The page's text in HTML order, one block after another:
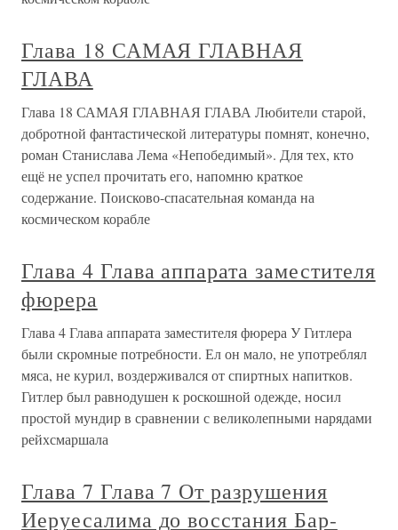
Глава 18 САМАЯ ГЛАВНАЯ
ГЛАВА
Глава 18 САМАЯ ГЛАВНАЯ ГЛАВА Любители старой,
добротной фантастической литературы помнят, конечно,
роман Станислава Лема «Непобедимый». Для тех, кто
ещё не успел прочитать его, напомню краткое
содержание. Поисково-спасательная команда на
космическом корабле
Глава 4 Глава аппарата заместителя
фюрера
Глава 4 Глава аппарата заместителя фюрера У Гитлера
были скромные потребности. Ел он мало, не употреблял
мяса, не курил, воздерживался от спиртных напитков.
Гитлер был равнодушен к роскошной одежде, носил
простой мундир в сравнении с великолепными нарядами
рейхсмаршала
Глава 7 Глава 7 От разрушения
Иеруесалима до восстания Бар-